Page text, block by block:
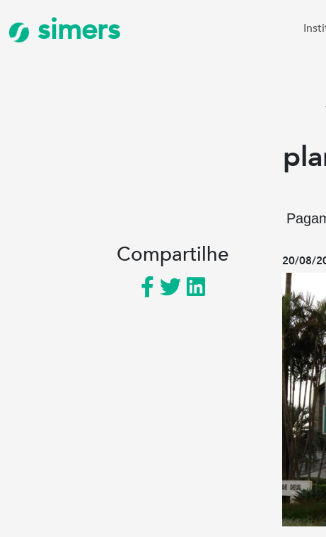
simers
Compartilhe 20/08/